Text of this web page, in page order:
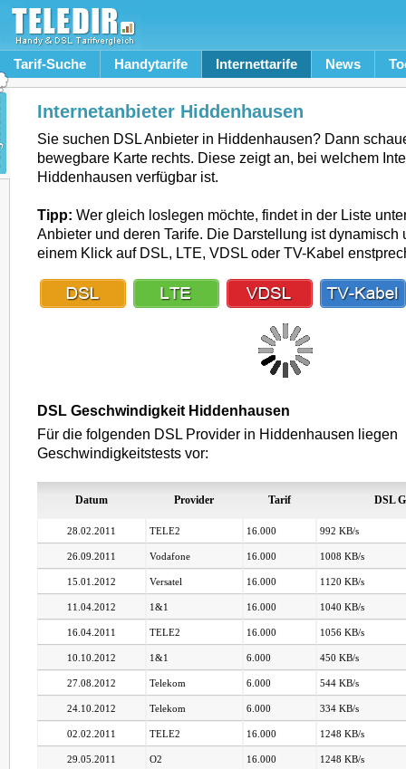
Tarif-Suche Handytarife Internettarife News
Internetanbieter Hiddenhausen
Sie suchen DSL Anbieter in Hiddenhausen? Dann
bewegbare Karte rechts. Diese zeigt an, bei welchem
Hiddenhausen verfügbar ist.
Tipp: Wer gleich loslegen möchte, findet in der Liste
Anbieter und deren Tarife. Die Darstellung ist dynamisch
einem Klick auf DSL, LTE, VDSL oder TV-Kabel
DSL Geschwindigkeit Hiddenhausen
Für die folgenden DSL Provider in Hiddenhausen liegen
Geschwindigkeitstests vor:
Datum Provider Tarif DSL
28.02.2011 TELE2 16.000 992 KB/s
26.09.2011 Vodafone 16.000 1008 KB/s
15.01.2012 Versatel 16.000 1120 KB/s
11.04.2012 1&1 16.000 1040 KB/s
16.04.2011 TELE2 16.000 1056 KB/s
10.10.2012 1&1 6.000 450 KB/s
27.08.2012 Telekom 6.000 544 KB/s
24.10.2012 Telekom 6.000 334 KB/s
02.02.2011 TELE2 16.000 1248 KB/s
29.05.2011 O2 16.000 1248 KB/s